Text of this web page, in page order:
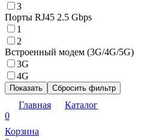
3
Порты RJ45 2.5 Gbps
1
2
Встроенный модем (3G/4G/5G)
3G
4G
Показать Сбросить фильтр
Главная
Каталог
0
Корзина